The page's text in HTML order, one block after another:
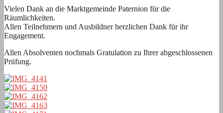
Vielen Dank an die Marktgemeinde Paternion für die
Räumlichkeiten.
Allen Teilnehmern und Ausbildner herzlichen Dank für ihr
Engagement.
Allen Absolventen nochmals Gratulation zu Ihrer abgeschlossenen
Prüfung.